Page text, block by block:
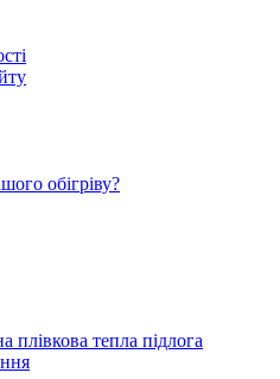
обігріву?
плівкова тепла підлога